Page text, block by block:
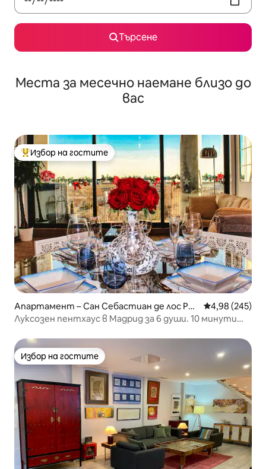
Търсене
Места за месечно наемане близо до
вас
Най-популярен избор на гостите
Избор на гостите
Апартамент – Сан Себастиан де лос Рей
ес
Средна
4,98 (245)
Луксозен пентхаус в Мадрид за 6 души. 10 минути
Избор на гостите
Избор на гостите